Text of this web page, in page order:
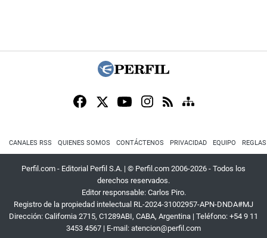
CANALES RSS QUIENES SOMOS CONTÁCTENOS PRIVACIDAD EQUIPO
Perfil.com - Editorial Perfil S.A. | © Perfil.com 2006-2026 - Todos los
derechos reservados.
Editor responsable: Carlos Piro.
Registro de la propiedad intelectual RL-2024-31002957-APN-DNDA#MJ
Dirección: California 2715, C1289ABI, CABA, Argentina | Teléfono: +54 9 11
3453 4567 | E-mail: atencion@perfil.com